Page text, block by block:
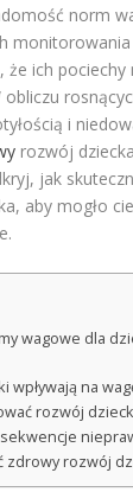
norm
że ich
obliczu
i
rozwój
jak
aby mogło
wagowe dla
wpływają na
rozwój
zdrowy rozwój